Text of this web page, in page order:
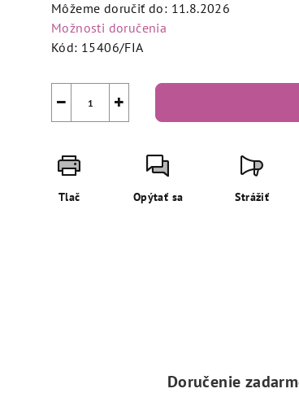
Môžeme doručiť do: 11.8.2026
Možnosti doručenia
Kód: 15406/FIA
+
−
Tlač Opýtať sa Strážiť
Doručenie